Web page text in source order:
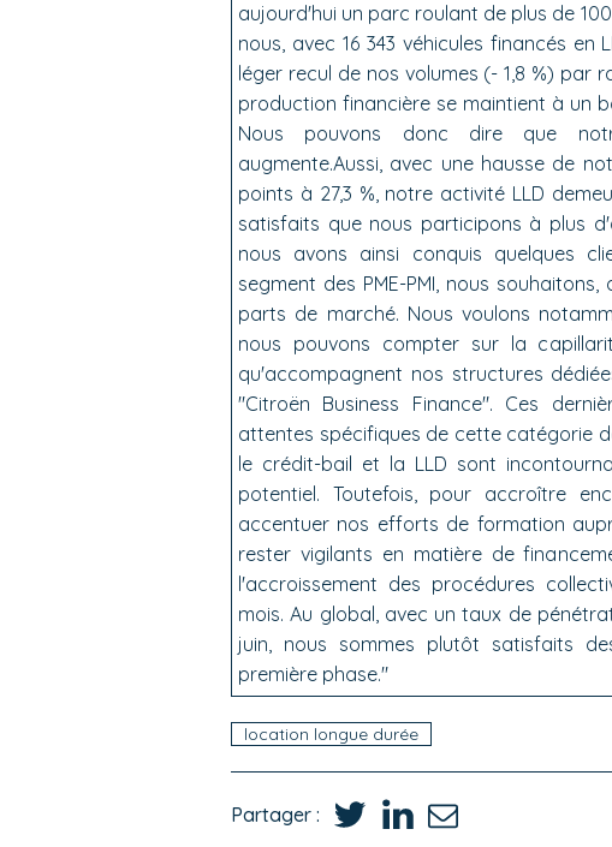
aujourd'hui un parc roulant de plus de
nous, avec 16 343 véhicules financés
léger recul de nos volumes (- 1,8 %)
production financière se maintient à un
Nous pouvons donc dire que
augmente.Aussi, avec une hausse de
points à 27,3 %, notre activité LLD
satisfaits que nous participons à plus
nous avons ainsi conquis quelques
segment des PME-PMI, nous
parts de marché. Nous voulons
nous pouvons compter sur la
qu'accompagnent nos structures
"Citroën Business Finance". Ces
attentes spécifiques de cette catégorie
le crédit-bail et la LLD sont
potentiel. Toutefois, pour accroître
accentuer nos efforts de formation
rester vigilants en matière de
l'accroissement des procédures
mois. Au global, avec un taux de
juin, nous sommes plutôt satisfaits
première phase."
location longue durée
Partager :